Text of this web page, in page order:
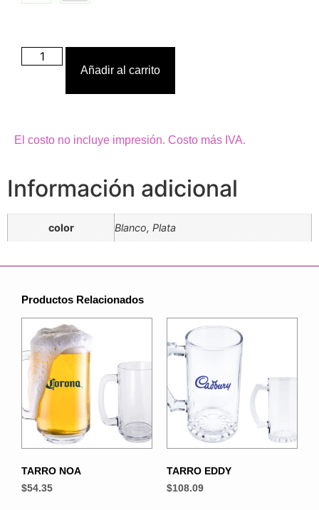
Añadir al carrito
El costo no incluye impresión. Costo más IVA.
Información adicional
color Blanco, Plata
Productos Relacionados
TARRO NOA
$54.35
TARRO EDDY
$108.09